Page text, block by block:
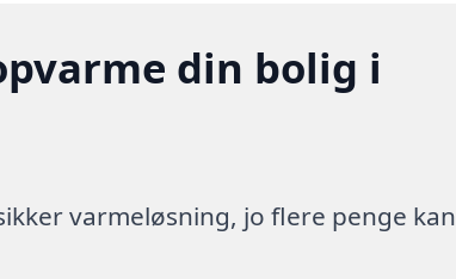
din bolig i
varmeløsning, jo flere penge kan